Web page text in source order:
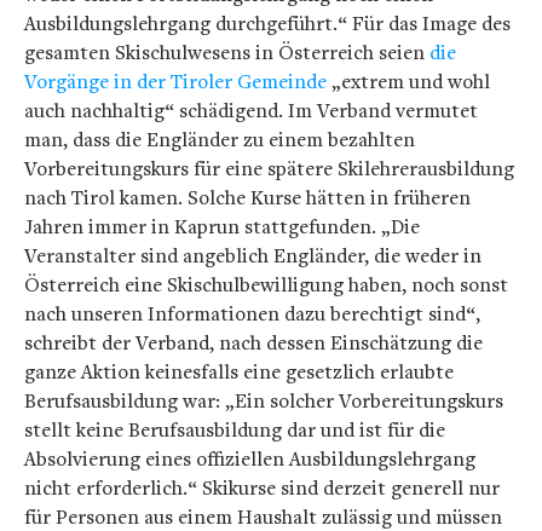
Ausbildungslehrgang durchgeführt.“ Für das Image des
gesamten Skischulwesens in Österreich seien die
Vorgänge in der Tiroler Gemeinde„extrem und wohl
auch nachhaltig“ schädigend. Im Verband vermutet
man, dass die Engländer zu einem bezahlten
Vorbereitungskurs für eine spätere Skilehrerausbildung
nach Tirol kamen. Solche Kurse hätten in früheren
Jahren immer in Kaprun stattgefunden. „Die
Veranstalter sind angeblich Engländer, die weder in
Österreich eine Skischulbewilligung haben, noch sonst
nach unseren Informationen dazu berechtigt sind“,
schreibt der Verband, nach dessen Einschätzung die
ganze Aktion keinesfalls eine gesetzlich erlaubte
Berufsausbildung war: „Ein solcher Vorbereitungskurs
stellt keine Berufsausbildung dar und ist für die
Absolvierung eines offiziellen Ausbildungslehrgang
nicht erforderlich.“ Skikurse sind derzeit generell nur
für Personen aus einem Haushalt zulässig und müssen